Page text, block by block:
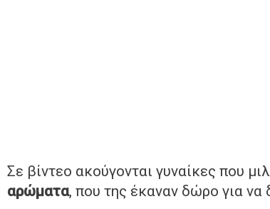
Σε βίντεο ακούγονται γυναίκες που
αρώματα, που της έκαναν δώρο για να